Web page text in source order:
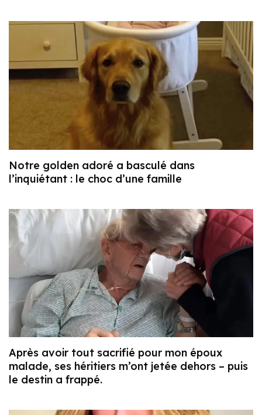
Notre golden adoré a basculé dans
l’inquiétant : le choc d’une famille
Après avoir tout sacrifié pour mon époux
malade, ses héritiers m’ont jetée dehors – puis
le destin a frappé.